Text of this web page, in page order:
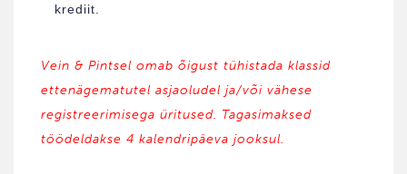
krediit.
Vein & Pintsel omab õigust tühistada klassid
ettenägematutel asjaoludel ja/või vähese
registreerimisega üritused. Tagasimaksed
töödeldakse 4 kalendripäeva jooksul.